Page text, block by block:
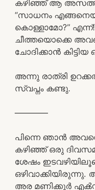
കഴിഞ്ഞ് ആ
“സാധനം
കൊള്ളാമോ?”
ചീത്തയൊക്കെ
ചോദിക്കാൻ
അന്നു രാത്രി
സ്വപ്നം കണ്ടു.
————
പിന്നെ ഞാൻ
കഴിഞ്ഞ് ഒരു
ശേഷം
അര മണിക്കൂർ